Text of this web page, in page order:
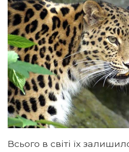
Всього в світі їх